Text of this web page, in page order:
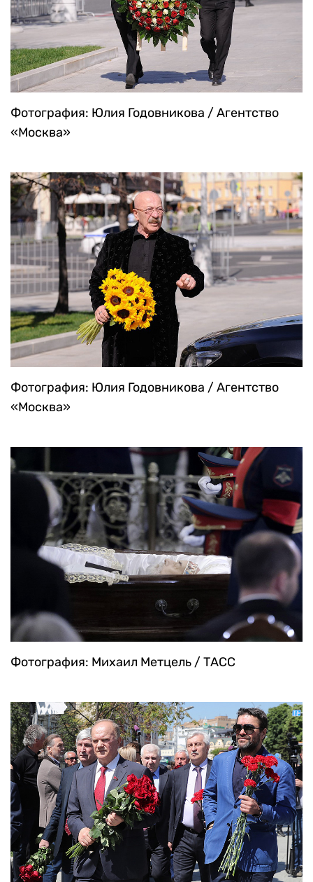
Фотография: Юлия Годовникова / Агентство
«Москва»
Фотография: Юлия Годовникова / Агентство
«Москва»
Фотография: Михаил Метцель / ТАСС